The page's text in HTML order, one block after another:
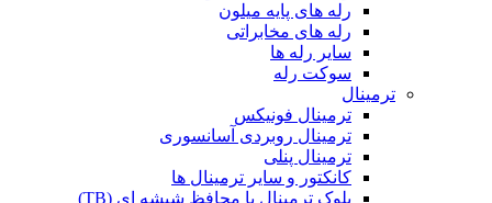
رله های پایه میلون
رله های مخابراتی
سایر رله ها
سوکت رله
ترمینال
ترمینال فونیکس
ترمینال روبردی آسانسوری
ترمینال پنلی
کانکتور و سایر ترمینال ها
بلوک ترمینال با محافظ شیشه ای (TB)